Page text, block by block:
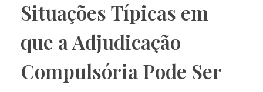
Situações Típicas em
que a Adjudicação
Compulsória Pode Ser